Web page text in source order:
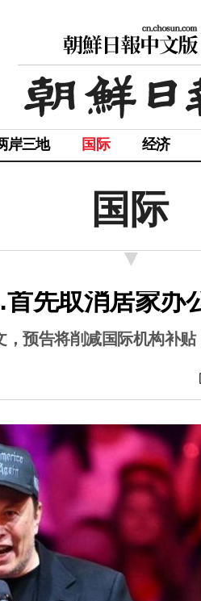
岸三地 国际 经济
国际
先取消居家办
预告将削减国际机构补贴